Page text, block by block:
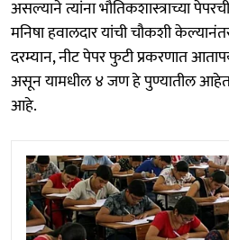
असल्याने त्यांना भौतिकशास्त्राच्या
मनिषा हवालदार यांची चौकशी
दरम्यान, नीट पेपर फुटी प्रकरणात
असून यामधील ४ जण हे पुण्यातील
आहे.